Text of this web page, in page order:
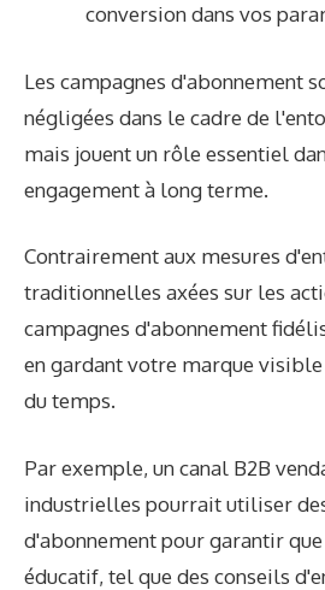
conversion dans vos
Les campagnes d'abonnement
négligées dans le cadre de
mais jouent un rôle essentiel
engagement à long terme.
Contrairement aux mesures
traditionnelles axées sur les
campagnes d'abonnement
en gardant votre marque
du temps.
Par exemple, un canal B2B
industrielles pourrait utiliser
d'abonnement pour garantir
éducatif, tel que des conseils